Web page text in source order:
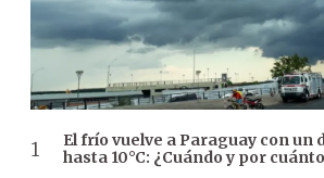
El frío vuelve a Paraguay con un
hasta 10°C: ¿Cuándo y por